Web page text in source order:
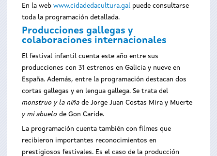
En la web www.cidadedacultura.gal puede consultarse
toda la programación detallada.
Producciones gallegas y
colaboraciones internacionales
El festival infantil cuenta este año entre sus
producciones con 31 estrenos en Galicia y nueve en
España. Además, entre la programación destacan dos
cortas gallegas y en lengua gallega. Se trata del
monstruo y la niña de Jorge Juan Costas Mira y Muerte
y mi abuelo de Gon Caride.
La programación cuenta también con filmes que
recibieron importantes reconocimientos en
prestigiosos festivales. Es el caso de la producción